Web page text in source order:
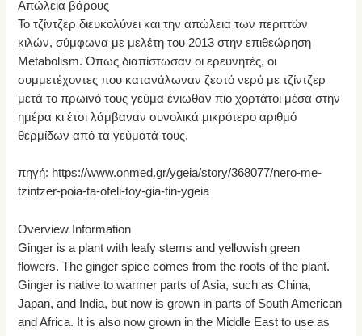
Απώλεια βάρους
Το τζίντζερ διευκολύνει και την απώλεια των περιττών
κιλών, σύμφωνα με μελέτη του 2013 στην επιθεώρηση
Metabolism. Όπως διαπίστωσαν οι ερευνητές, οι
συμμετέχοντες που κατανάλωναν ζεστό νερό με τζίντζερ
μετά το πρωινό τους γεύμα ένιωθαν πιο χορτάτοι μέσα στην
ημέρα κι έτσι λάμβαναν συνολικά μικρότερο αριθμό
θερμίδων από τα γεύματά τους.
πηγή: https://www.onmed.gr/ygeia/story/368077/nero-me-
tzintzer-poia-ta-ofeli-toy-gia-tin-ygeia
Overview Information
Ginger is a plant with leafy stems and yellowish green
flowers. The ginger spice comes from the roots of the plant.
Ginger is native to warmer parts of Asia, such as China,
Japan, and India, but now is grown in parts of South American
and Africa. It is also now grown in the Middle East to use as